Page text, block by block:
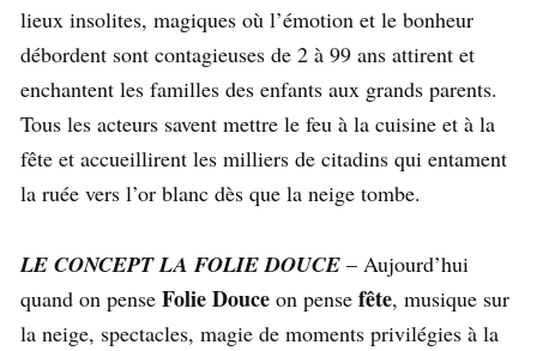
lieux insolites, magiques où l’émotion et le bonheur
débordent sont contagieuses de 2 à 99 ans attirent et
enchantent les familles des enfants aux grands parents.
Tous les acteurs savent mettre le feu à la cuisine et à la
fête et accueillirent les milliers de citadins qui entament
la ruée vers l’or blanc dès que la neige tombe.
LE CONCEPT LA FOLIE DOUCE – Aujourd’hui
quand on pense Folie Douce on pense fête, musique sur
la neige, spectacles, magie de moments privilégies à la